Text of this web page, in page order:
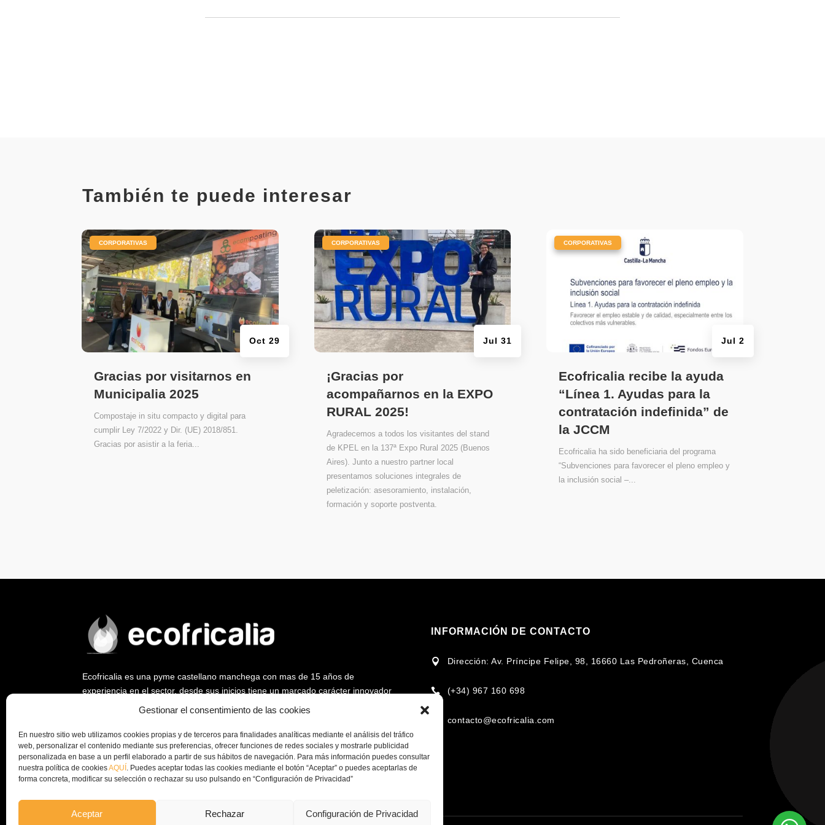
Gestionar el consentimiento de las cookies
En nuestro sitio web utilizamos cookies propias y de terceros para finalidades analíticas mediante el análisis del tráfico
web, personalizar el contenido mediante sus preferencias, ofrecer funciones de redes sociales y mostrarle publicidad
personalizada en base a un perfil elaborado a partir de sus hábitos de navegación. Para más información puedes consultar
nuestra política de cookiesAQUÍ . Puedes aceptar todas las cookies mediante el botón “Aceptar” o puedes aceptarlas de
forma concreta, modificar su selección o rechazar su uso pulsando en “Configuración de Privacidad”
Aceptar Rechazar Configuración de Privacidad
También te puede interesar
Gracias por visitarnos en
Municipalia 2025
Oct 29
CORPORATIVAS
Compostaje in situ compacto y digital para
cumplir Ley 7/2022 y Dir. (UE) 2018/851.
Gracias por asistir a la feria...
¡Gracias por
acompañarnos en la EXPO
RURAL 2025!
Jul 31
CORPORATIVAS
Agradecemos a todos los visitantes del stand
de KPEL en la 137ª Expo Rural 2025 (Buenos
Aires). Junto a nuestro partner local
presentamos soluciones integrales de
peletización: asesoramiento, instalación,
formación y soporte postventa.
Ecofricalia recibe la ayuda
“Línea 1. Ayudas para la
contratación indefinida” de
la JCCM
Jul 2
CORPORATIVAS
Ecofricalia ha sido beneficiaria del programa
“Subvenciones para favorecer el pleno empleo y
la inclusión social –...
Ecofricalia es una pyme castellano manchega con mas de 15 años de
experiencia en el sector, desde sus inicios tiene un marcado carácter innovador
ya que fue empresa pionera en abrir un nuevo mercado en torno al uso de la
Desde Ecofricalia, seguimos trabajando a nivel nacional e internacional en la
instalación de plantas de peletizado y equipos complementarios, para fomentar
la economía circular y el aprovechamiento de los recursos de cada zona y/o
empresa.
INFORMACIÓN DE CONTACTO
 Dirección: Av. Príncipe Felipe, 98, 16660 Las Pedroñeras, Cuenca
 (+34) 967 160 698
contacto@ecofricalia.com